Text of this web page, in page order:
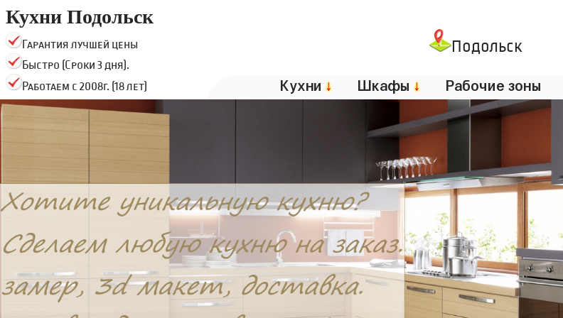
Кухни Подольск
Гарантия лучшей цены
Быстро (Сроки 3 дня).
Работаем с 2008г. (18 лет)
Подольск
Кухни ↓ Шкафы ↓ Рабочие зоны